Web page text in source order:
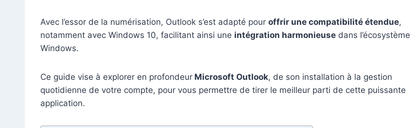
k
er
Avec l’essor de la numérisation, Outlook s’est adapté pour offrir une compatibilité étendue,
notamment avec Windows 10, facilitant ainsi une intégration harmonieuse dans l’écosystème
Windows.
Ce guide vise à explorer en profondeur Microsoft Outlook, de son installation à la gestion
quotidienne de votre compte, pour vous permettre de tirer le meilleur parti de cette puissante
application.